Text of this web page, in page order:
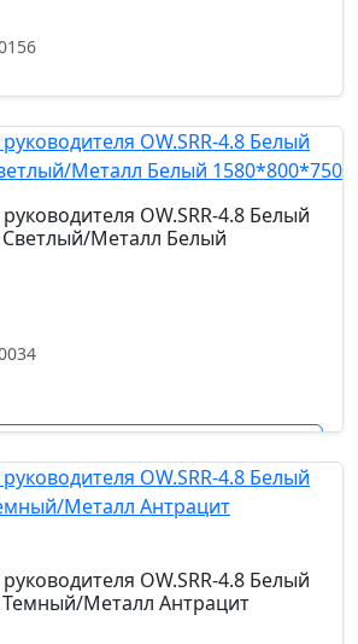
см.
см.
см.
Подробнее
OW.SRR-4.8 Белый
Металл Белый
OW.SRR-4.8 Белый
Металл Антрацит